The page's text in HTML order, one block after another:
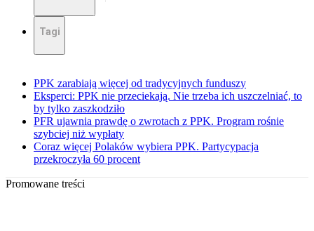
Tagi
PPK zarabiają więcej od tradycyjnych funduszy
Eksperci: PPK nie przeciekają. Nie trzeba ich uszczelniać, to
by tylko zaszkodziło
PFR ujawnia prawdę o zwrotach z PPK. Program rośnie
szybciej niż wypłaty
Coraz więcej Polaków wybiera PPK. Partycypacja
przekroczyła 60 procent
Promowane treści